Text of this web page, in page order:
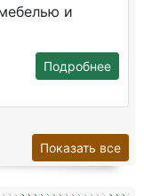
и
Подробнее
Показать все